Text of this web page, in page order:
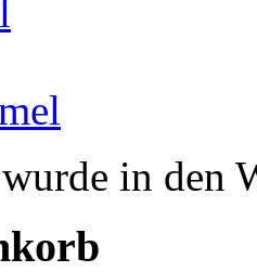
in den